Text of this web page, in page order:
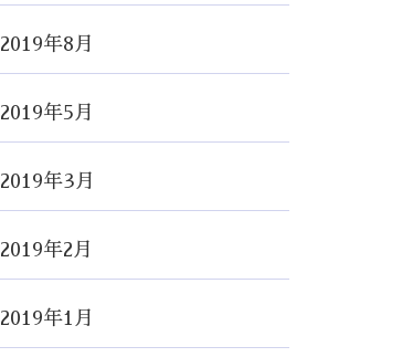
2019年8月
2019年5月
2019年3月
2019年2月
2019年1月